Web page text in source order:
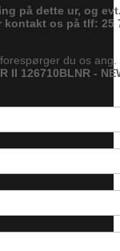
på dette ur, og
os på tlf: 25
du os ang.
II 126710BLNR -